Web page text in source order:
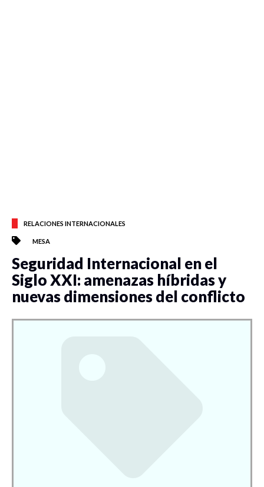
RELACIONES INTERNACIONALES
MESA
Seguridad Internacional en el
Siglo XXI: amenazas híbridas y
nuevas dimensiones del conflicto